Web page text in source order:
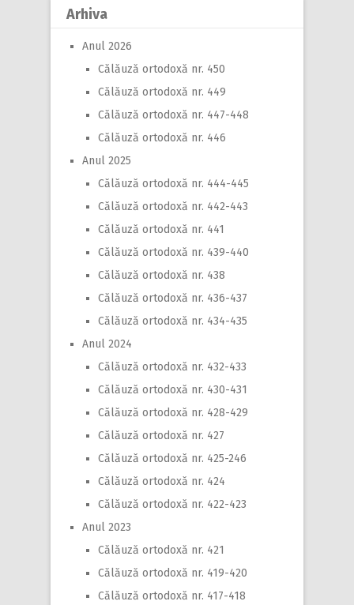
Arhiva
Anul 2026
Călăuză ortodoxă nr. 450
Călăuză ortodoxă nr. 449
Călăuză ortodoxă nr. 447-448
Călăuză ortodoxă nr. 446
Anul 2025
Călăuză ortodoxă nr. 444-445
Călăuză ortodoxă nr. 442-443
Călăuză ortodoxă nr. 441
Călăuză ortodoxă nr. 439-440
Călăuză ortodoxă nr. 438
Călăuză ortodoxă nr. 436-437
Călăuză ortodoxă nr. 434-435
Anul 2024
Călăuză ortodoxă nr. 432-433
Călăuză ortodoxă nr. 430-431
Călăuză ortodoxă nr. 428-429
Călăuză ortodoxă nr. 427
Călăuză ortodoxă nr. 425-246
Călăuză ortodoxă nr. 424
Călăuză ortodoxă nr. 422-423
Anul 2023
Călăuză ortodoxă nr. 421
Călăuză ortodoxă nr. 419-420
Călăuză ortodoxă nr. 417-418